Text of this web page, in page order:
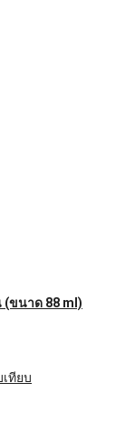
(ขนาด 88 ml)
เทียบ